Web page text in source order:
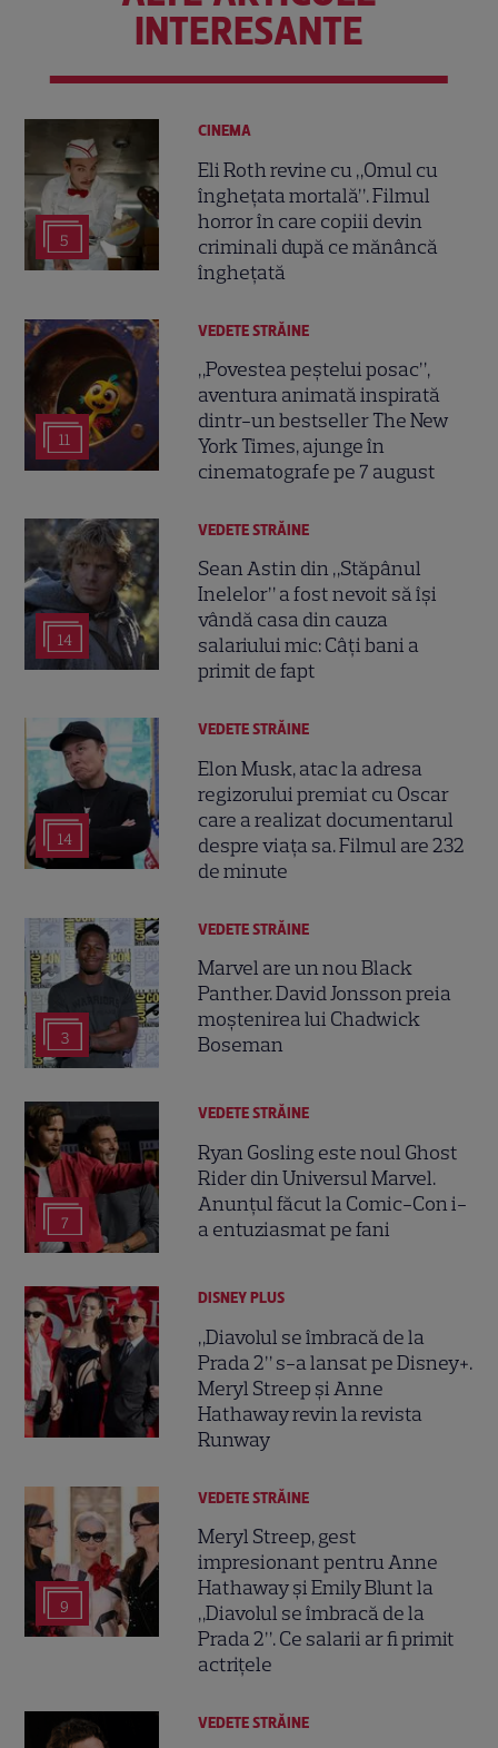
INTERESANTE
5
CINEMA
Eli Roth revine cu „Omul cu
înghețata mortală”. Filmul
horror în care copiii devin
criminali după ce mănâncă
înghețată
11
VEDETE STRĂINE
„Povestea peștelui posac”,
aventura animată inspirată
dintr-un bestseller The New
York Times, ajunge în
cinematografe pe 7 august
14
VEDETE STRĂINE
Sean Astin din „Stăpânul
Inelelor” a fost nevoit să își
vândă casa din cauza
salariului mic: Câți bani a
primit de fapt
14
VEDETE STRĂINE
Elon Musk, atac la adresa
regizorului premiat cu Oscar
care a realizat documentarul
despre viața sa. Filmul are 232
de minute
3
VEDETE STRĂINE
Marvel are un nou Black
Panther. David Jonsson preia
moștenirea lui Chadwick
Boseman
7
VEDETE STRĂINE
Ryan Gosling este noul Ghost
Rider din Universul Marvel.
Anunțul făcut la Comic-Con i-
a entuziasmat pe fani
DISNEY PLUS
„Diavolul se îmbracă de la
Prada 2” s-a lansat pe Disney+.
Meryl Streep și Anne
Hathaway revin la revista
Runway
9
VEDETE STRĂINE
Meryl Streep, gest
impresionant pentru Anne
Hathaway și Emily Blunt la
„Diavolul se îmbracă de la
Prada 2”. Ce salarii ar fi primit
actrițele
VEDETE STRĂINE